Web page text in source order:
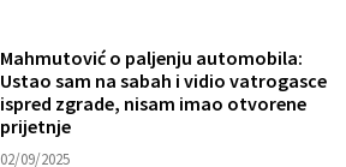
Mahmutović o paljenju automobila:
Ustao sam na sabah i vidio vatrogasce
ispred zgrade, nisam imao otvorene
prijetnje
02/09/2025